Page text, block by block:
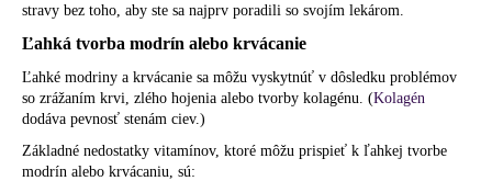
stravy bez toho, aby ste sa najprv poradili so svojím lekárom.
Ľahká tvorba modrín alebo krvácanie
Ľahké modriny a krvácanie sa môžu vyskytnúť v dôsledku problémov
so zrážaním krvi, zlého hojenia alebo tvorby kolagénu. (Kolagén
dodáva pevnosť stenám ciev.)
Základné nedostatky vitamínov, ktoré môžu prispieť k ľahkej tvorbe
modrín alebo krvácaniu, sú: